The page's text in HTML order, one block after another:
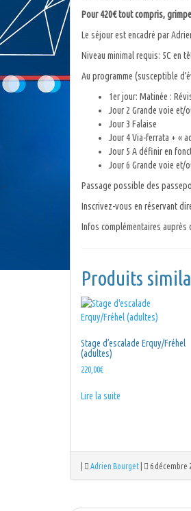
Pour 420€ tout compris,
Le séjour est encadré par
Niveau minimal requis: 5C en
Au programme (susceptible
1er jour: Matinée :
Jour 2 Grande voie et/
Jour 3 Falaise
Jour 4 Via-ferrata + «
Jour 5 A définir en
Jour 6 Grande voie et/
Passage possible des
Inscrivez-vous en réservant
Infos complémentaires auprès
Produits
Stage d’escalade Erquy/Fréhel
(adultes)
220,00€
Lire la suite
Adrien Bourget 6 décembre